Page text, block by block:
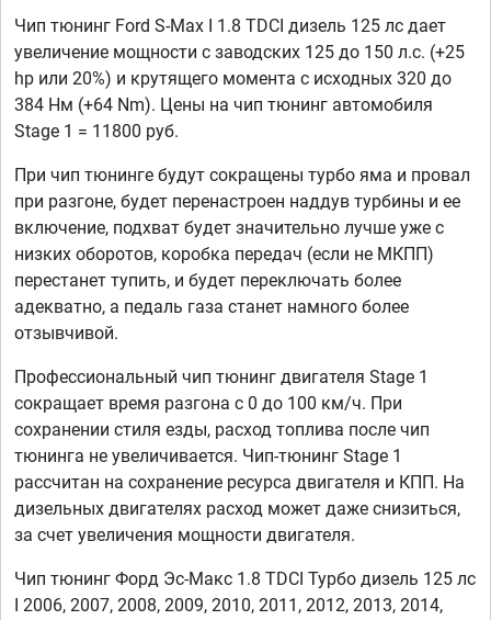
Чип тюнинг Ford S-Max I 1.8 TDCI дизель 125 лс дает
увеличение мощности с заводских 125 до 150 л.с. (+25
hp или 20%) и крутящего момента с исходных 320 до
384 Нм (+64 Nm). Цены на чип тюнинг автомобиля
Stage 1 = 11800 руб.
При чип тюнинге будут сокращены турбо яма и провал
при разгоне, будет перенастроен наддув турбины и ее
включение, подхват будет значительно лучше уже с
низких оборотов, коробка передач (если не МКПП)
перестанет тупить, и будет переключать более
адекватно, а педаль газа станет намного более
отзывчивой.
Профессиональный чип тюнинг двигателя Stage 1
сокращает время разгона с 0 до 100 км/ч. При
сохранении стиля езды, расход топлива после чип
тюнинга не увеличивается. Чип-тюнинг Stage 1
рассчитан на сохранение ресурса двигателя и КПП. На
дизельных двигателях расход может даже снизиться,
за счет увеличения мощности двигателя.
Чип тюнинг Форд Эс-Макс 1.8 TDCI Турбо дизель 125 лс
I 2006, 2007, 2008, 2009, 2010, 2011, 2012, 2013, 2014,